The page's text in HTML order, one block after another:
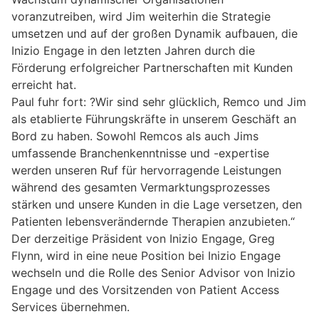
voranzutreiben, wird Jim weiterhin die Strategie
umsetzen und auf der großen Dynamik aufbauen, die
Inizio Engage in den letzten Jahren durch die
Förderung erfolgreicher Partnerschaften mit Kunden
erreicht hat.
Paul fuhr fort: ?Wir sind sehr glücklich, Remco und Jim
als etablierte Führungskräfte in unserem Geschäft an
Bord zu haben. Sowohl Remcos als auch Jims
umfassende Branchenkenntnisse und -expertise
werden unseren Ruf für hervorragende Leistungen
während des gesamten Vermarktungsprozesses
stärken und unsere Kunden in die Lage versetzen, den
Patienten lebensverändernde Therapien anzubieten.“
Der derzeitige Präsident von Inizio Engage, Greg
Flynn, wird in eine neue Position bei Inizio Engage
wechseln und die Rolle des Senior Advisor von Inizio
Engage und des Vorsitzenden von Patient Access
Services übernehmen.